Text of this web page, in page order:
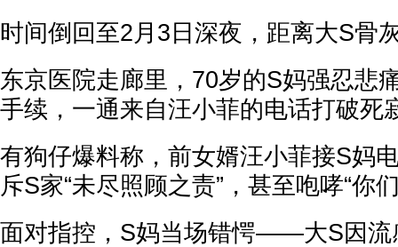
时间倒回至2月3日深夜，距离大S骨
东京医院走廊里，70岁的S妈强忍悲
手续，一通来自汪小菲的电话打破死
有狗仔爆料称，前女婿汪小菲接S妈
斥S家“未尽照顾之责”，甚至咆哮“你
面对指控，S妈当场错愕——大S因流